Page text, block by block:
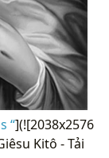
“](![2038x2576
Kitô - Tải